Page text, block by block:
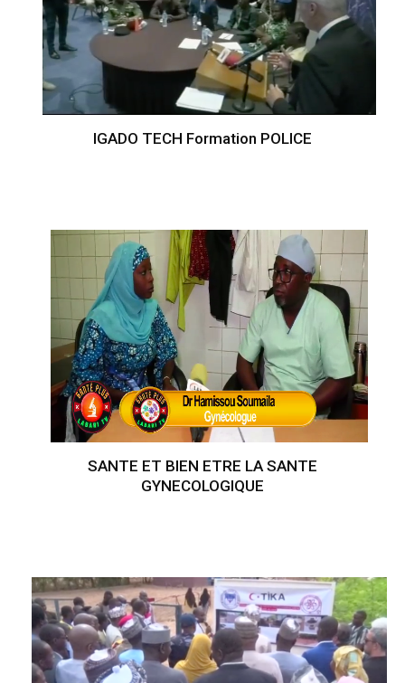
IGADO TECH Formation POLICE
SANTE ET BIEN ETRE LA SANTE
GYNECOLOGIQUE